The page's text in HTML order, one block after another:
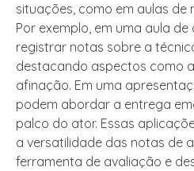
situações, como em aulas de
Por exemplo, em uma aula
registrar notas sobre a
destacando aspectos como
afinação. Em uma
podem abordar a entrega
palco do ator. Essas
a versatilidade das notas de
ferramenta de avaliação e